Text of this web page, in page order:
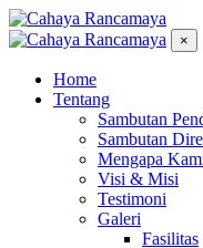
×
Home
Tentang
Sambutan
Sambutan
Mengapa
Visi & Misi
Testimoni
Galeri
Fasilitas